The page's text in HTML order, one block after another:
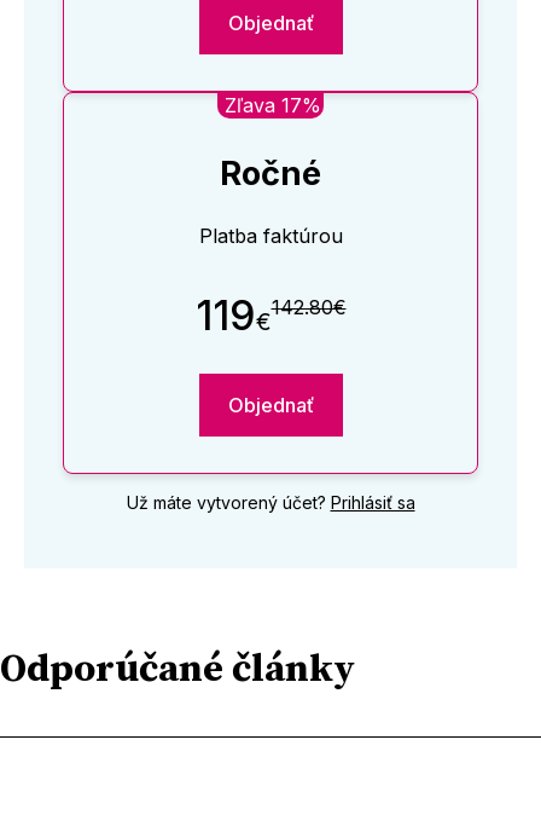
Objednať
Zľava 17%
Ročné
Platba faktúrou
119€142.80€
Objednať
Už máte vytvorený účet? Prihlásiť sa
Odporúčané články